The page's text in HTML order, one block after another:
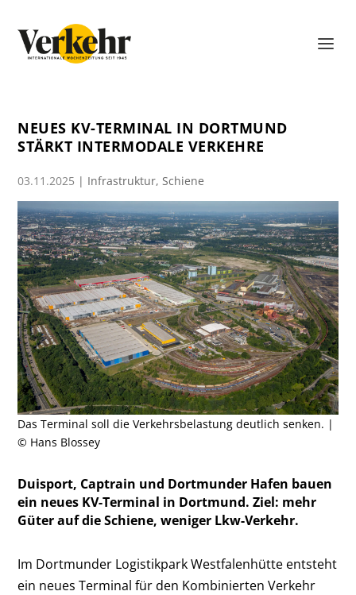
NEUES KV-TERMINAL IN DORTMUND
STÄRKT INTERMODALE VERKEHRE
03.11.2025 | Infrastruktur,Schiene
Das Terminal soll die Verkehrsbelastung deutlich senken. |
© Hans Blossey
Duisport, Captrain und Dortmunder Hafen bauen
ein neues KV-Terminal in Dortmund. Ziel: mehr
Güter auf die Schiene, weniger Lkw-Verkehr.
Im Dortmunder Logistikpark Westfalenhütte entsteht
ein neues Terminal für den Kombinierten Verkehr